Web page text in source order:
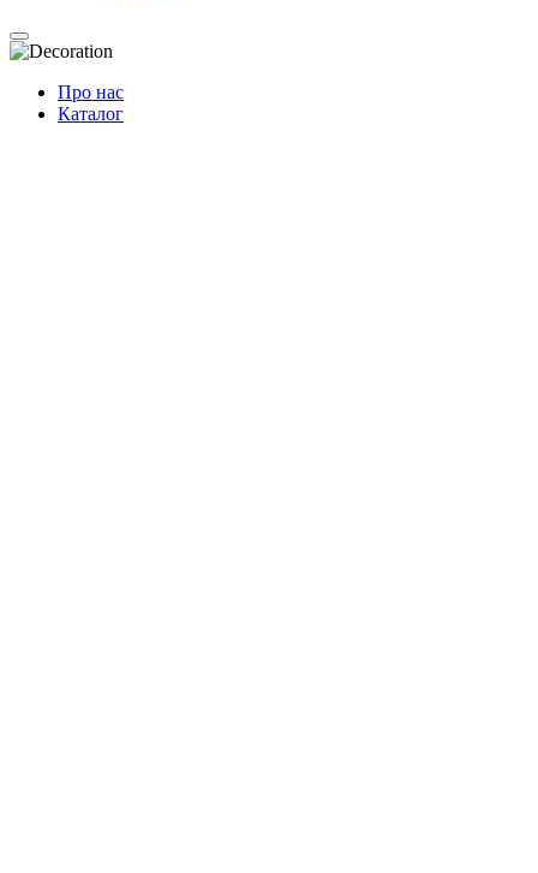
Про нас
Каталог